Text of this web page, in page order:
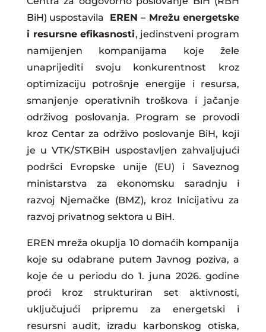
BiH) uspostavila EREN – Mrežu energetske
i resursne efikasnosti, jedinstveni program
namijenjen kompanijama koje žele
unaprijediti svoju konkurentnost kroz
optimizaciju potrošnje energije i resursa,
smanjenje operativnih troškova i jačanje
održivog poslovanja. Program se provodi
kroz Centar za održivo poslovanje BiH, koji
je u VTK/STKBiH uspostavljen zahvaljujući
podršci Evropske unije (EU) i Saveznog
ministarstva za ekonomsku saradnju i
razvoj Njemačke (BMZ), kroz Inicijativu za
razvoj privatnog sektora u BiH.
EREN mreža okuplja 10 domaćih kompanija
koje su odabrane putem Javnog poziva, a
koje će u periodu do 1. juna 2026. godine
proći kroz strukturiran set aktivnosti,
uključujući pripremu za energetski i
resursni audit, izradu karbonskog otiska,